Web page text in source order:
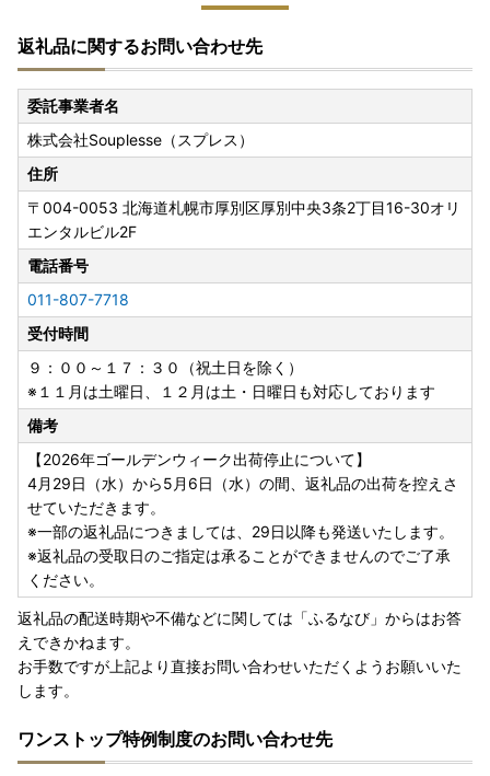
返礼品に関するお問い合わせ先
委託事業者名
株式会社Souplesse（スプレス）
住所
〒004-0053 北海道札幌市厚別区厚別中央3条2丁目16-30オリ
エンタルビル2F
電話番号
011-807-7718
受付時間
９：００～１７：３０（祝土日を除く）
※１１月は土曜日、１２月は土・日曜日も対応しております
備考
【2026年ゴールデンウィーク出荷停止について】
4月29日（水）から5月6日（水）の間、返礼品の出荷を控えさ
せていただきます。
※一部の返礼品につきましては、29日以降も発送いたします。
※返礼品の受取日のご指定は承ることができませんのでご了承
ください。
返礼品の配送時期や不備などに関しては「ふるなび」からはお答
えできかねます。
お手数ですが上記より直接お問い合わせいただくようお願いいた
します。
ワンストップ特例制度のお問い合わせ先